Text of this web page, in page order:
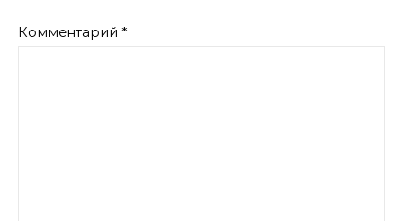
Комментарий *